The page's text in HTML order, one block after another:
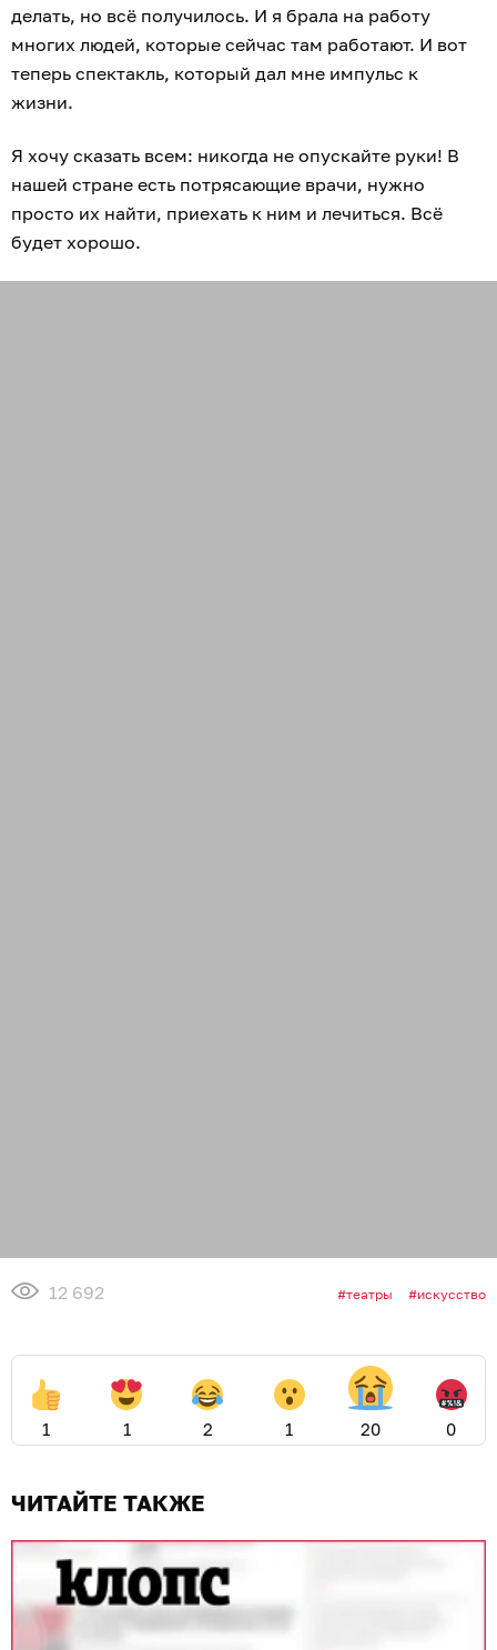
делать, но всё получилось. И я брала на работу
многих людей, которые сейчас там работают. И вот
теперь спектакль, который дал мне импульс к
жизни.
Я хочу сказать всем: никогда не опускайте руки! В
нашей стране есть потрясающие врачи, нужно
просто их найти, приехать к ним и лечиться. Всё
будет хорошо.
12 692 театры искусство
1 1 2 1 20 0
ЧИТАЙТЕ ТАКЖЕ